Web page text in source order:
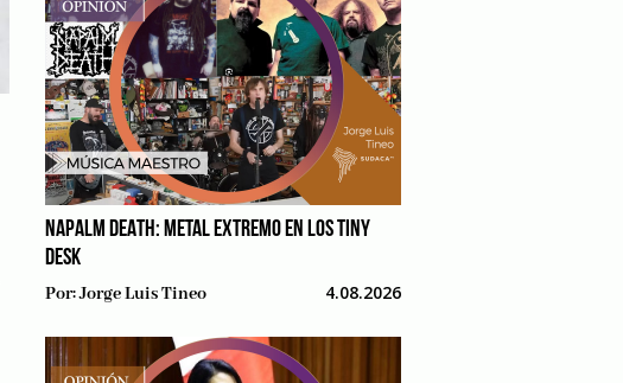
NAPALM DEATH: METAL EXTREMO EN LOS TINY
DESK
Por:Jorge Luis Tineo 4.08.2026